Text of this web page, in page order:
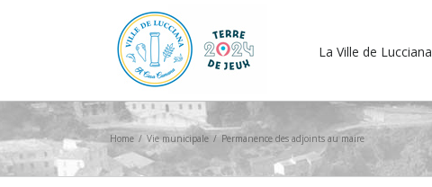
La Ville de Lucciana
Home / Vie municipale / Permanence des adjoints au maire